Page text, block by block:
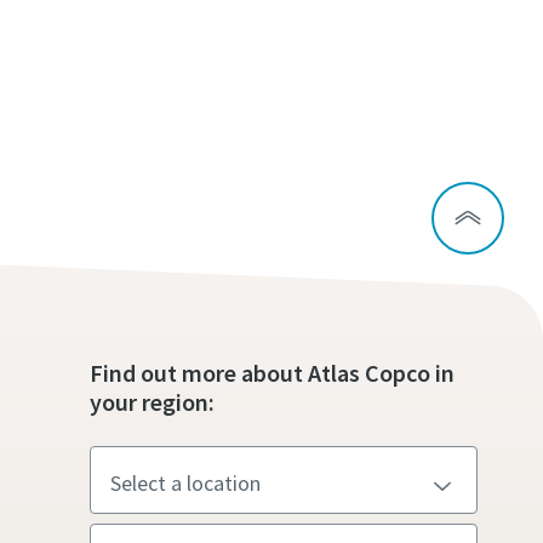
Find out more about Atlas Copco in
your region: